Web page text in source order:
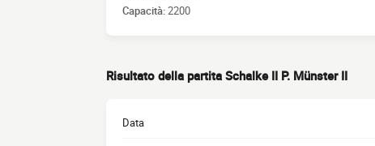
Capacità:2200
Risultato della partita Schalke II P. Münster II
Data